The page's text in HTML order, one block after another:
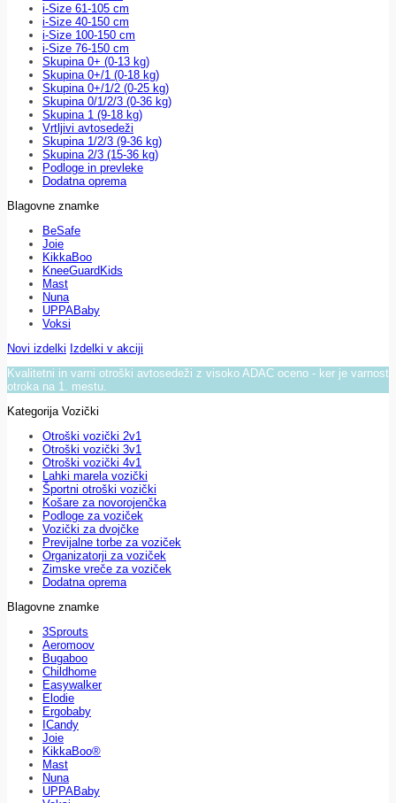
i-Size 61-105 cm
i-Size 40-150 cm
i-Size 100-150 cm
i-Size 76-150 cm
Skupina 0+ (0-13 kg)
Skupina 0+/1 (0-18 kg)
Skupina 0+/1/2 (0-25 kg)
Skupina 0/1/2/3 (0-36 kg)
Skupina 1 (9-18 kg)
Vrtljivi avtosedeži
Skupina 1/2/3 (9-36 kg)
Skupina 2/3 (15-36 kg)
Podloge in prevleke
Dodatna oprema
Blagovne znamke
BeSafe
Joie
KikkaBoo
KneeGuardKids
Mast
Nuna
UPPABaby
Voksi
Novi izdelki Izdelki v akciji
Kvalitetni in varni otroški avtosedeži z visoko ADAC oceno - ker je varnost
otroka na 1. mestu.
Kategorija Vozički
Otroški vozički 2v1
Otroški vozički 3v1
Otroški vozički 4v1
Lahki marela vozički
Športni otroški vozički
Košare za novorojenčka
Podloge za voziček
Vozički za dvojčke
Previjalne torbe za voziček
Organizatorji za voziček
Zimske vreče za voziček
Dodatna oprema
Blagovne znamke
3Sprouts
Aeromoov
Bugaboo
Childhome
Easywalker
Elodie
Ergobaby
ICandy
Joie
KikkaBoo®
Mast
Nuna
UPPABaby